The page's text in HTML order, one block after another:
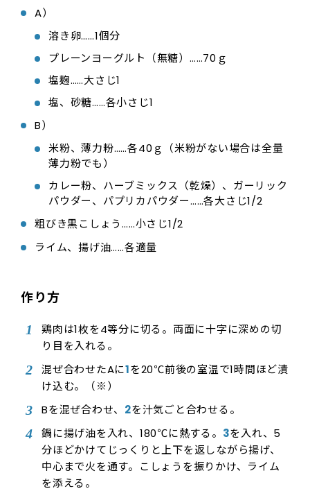
A）
溶き卵……1個分
プレーンヨーグルト（無糖）……70ｇ
塩麹……大さじ1
塩、砂糖……各小さじ1
B）
米粉、薄力粉……各40ｇ（米粉がない場合は全量
薄力粉でも）
カレー粉、ハーブミックス（乾燥）、ガーリック
パウダー、パプリカパウダー……各大さじ1/2
粗びき黒こしょう……小さじ1/2
ライム、揚げ油……各適量
作り方
鶏肉は1枚を4等分に切る。両面に十字に深めの切
り目を入れる。
混ぜ合わせたAに1を20℃前後の室温で1時間ほど漬
け込む。（※）
Bを混ぜ合わせ、 2を汁気ごと合わせる。
鍋に揚げ油を入れ、180℃に熱する。 3を入れ、5
分ほどかけてじっくりと上下を返しながら揚げ、
中心まで火を通す。こしょうを振りかけ、ライム
を添える。